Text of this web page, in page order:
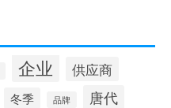
企业 供应商
冬季 品牌 唐代